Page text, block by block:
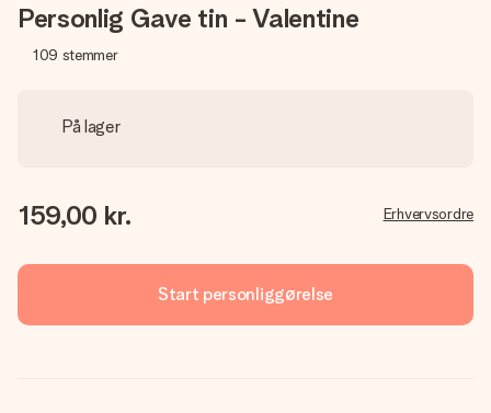
Personlig Gave tin - Valentine
109 stemmer
På lager
159,00 kr. Erhvervsordre
Start personliggørelse